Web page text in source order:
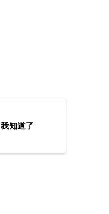
我知道了